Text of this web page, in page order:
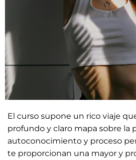
El curso supone un rico viaje
profundo y claro mapa sobre la
autoconocimiento y proceso
te proporcionan una mayor y